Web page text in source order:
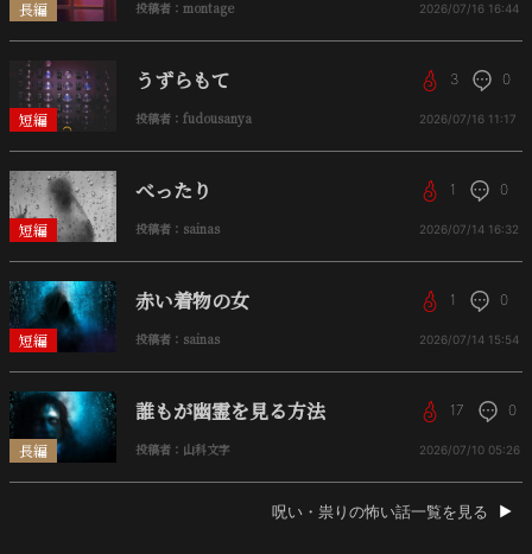
長編 投稿者：montage 2026/07/16 16:44
短編
うずらもて
投稿者：fudousanya
3 0
2026/07/16 11:17
短編
べったり
投稿者：sainas
1 0
2026/07/14 16:32
短編
赤い着物の女
投稿者：sainas
1 0
2026/07/14 15:54
長編
誰もが幽霊を見る方法
投稿者：山科文字
17 0
2026/07/10 05:26
呪い・祟りの怖い話一覧を見る